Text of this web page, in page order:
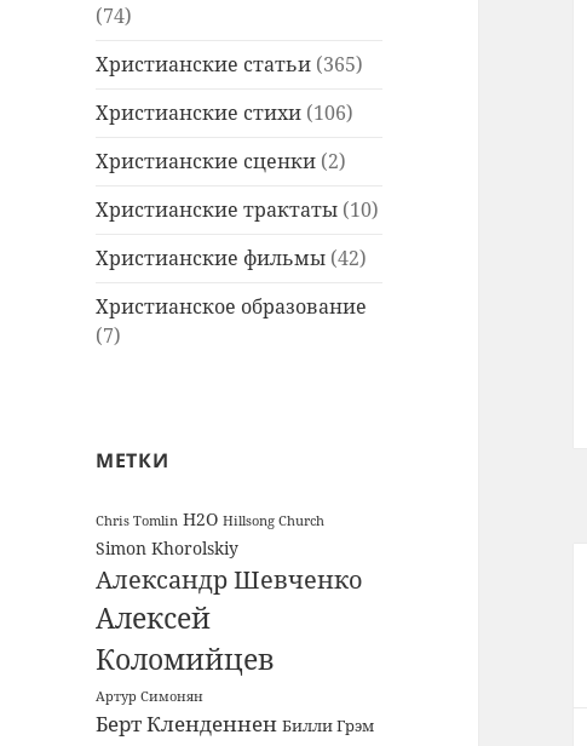
(74)
Христианские статьи (365)
Христианские стихи (106)
Христианские сценки (2)
Христианские трактаты (10)
Христианские фильмы (42)
Христианское образование
(7)
МЕТКИ
Chris Tomlin H2O Hillsong Church
Simon Khorolskiy
Александр Шевченко
Алексей
Коломийцев
Артур Симонян
Берт Кленденнен Билли Грэм